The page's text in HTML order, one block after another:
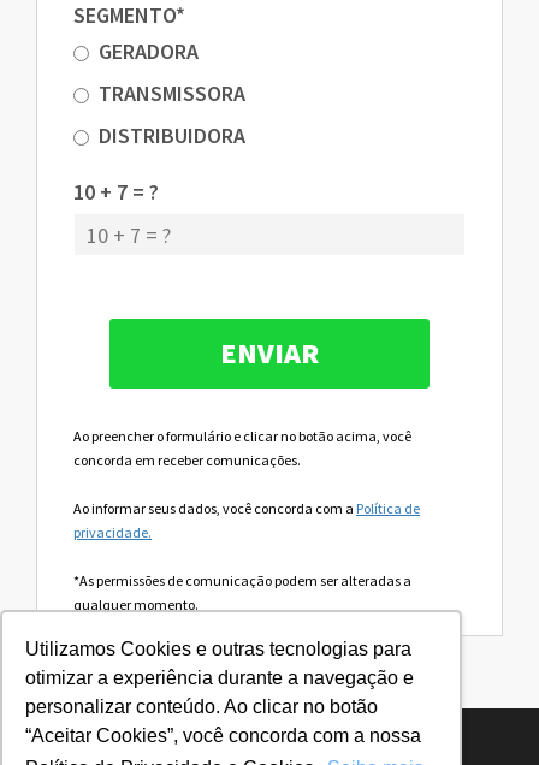
Utilizamos Cookies e outras tecnologias para
otimizar a experiência durante a navegação e
personalizar conteúdo. Ao clicar no botão
“Aceitar Cookies”, você concorda com a nossa
SEGMENTO*
GERADORA
TRANSMISSORA
DISTRIBUIDORA
10 + 7 = ?
Ao preencher o formulário e clicar no botão acima, você
concorda em receber comunicações.
Ao informar seus dados, você concorda com a Política de
privacidade.
*As permissões de comunicação podem ser alteradas a
qualquer momento.